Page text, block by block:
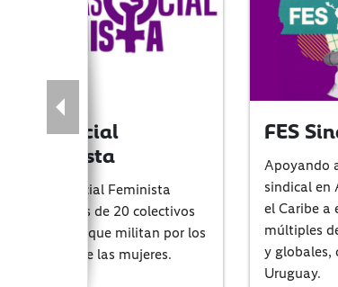
Intersocial
Feminista
La Intersocial Feminista
nuclea más de 20 colectivos
feministas que militan por los
derechos de las mujeres.
FES
Apoyando
sindical en
el Caribe a
múltiples
y globales,
Uruguay.